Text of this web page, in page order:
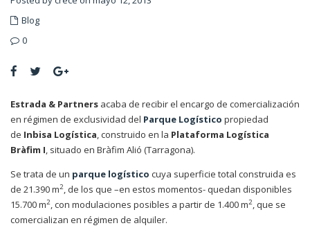
Blog
0
Estrada & Partners acaba de recibir el encargo de comercialización
en régimen de exclusividad del Parque Logístico propiedad
de Inbisa Logística, construido en la Plataforma Logística
Bràfim I, situado en Bràfim Alió (Tarragona).
Se trata de un parque logístico cuya superficie total construida es
de 21.390 m2, de los que –en estos momentos- quedan disponibles
15.700 m2, con modulaciones posibles a partir de 1.400 m2, que se
comercializan en régimen de alquiler.